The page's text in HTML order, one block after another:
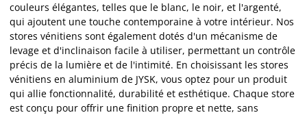
couleurs élégantes, telles que le blanc, le noir, et l'argenté,
qui ajoutent une touche contemporaine à votre intérieur. Nos
stores vénitiens sont également dotés d'un mécanisme de
levage et d'inclinaison facile à utiliser, permettant un contrôle
précis de la lumière et de l'intimité. En choisissant les stores
vénitiens en aluminium de JYSK, vous optez pour un produit
qui allie fonctionnalité, durabilité et esthétique. Chaque store
est conçu pour offrir une finition propre et nette, sans